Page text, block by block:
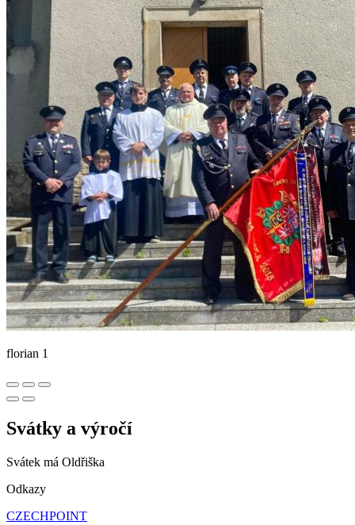
florian 1
Svátky a výročí
Svátek má Oldřiška
Odkazy
CZECHPOINT